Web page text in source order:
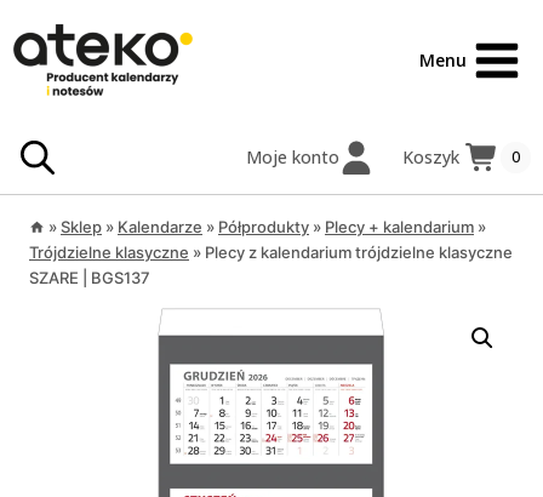
treści
do
treści
Menu
Moje konto Koszyk 0
»Sklep » Kalendarze » Półprodukty » Plecy + kalendarium »
Trójdzielne klasyczne » Plecy z kalendarium trójdzielne klasyczne
SZARE | BGS137